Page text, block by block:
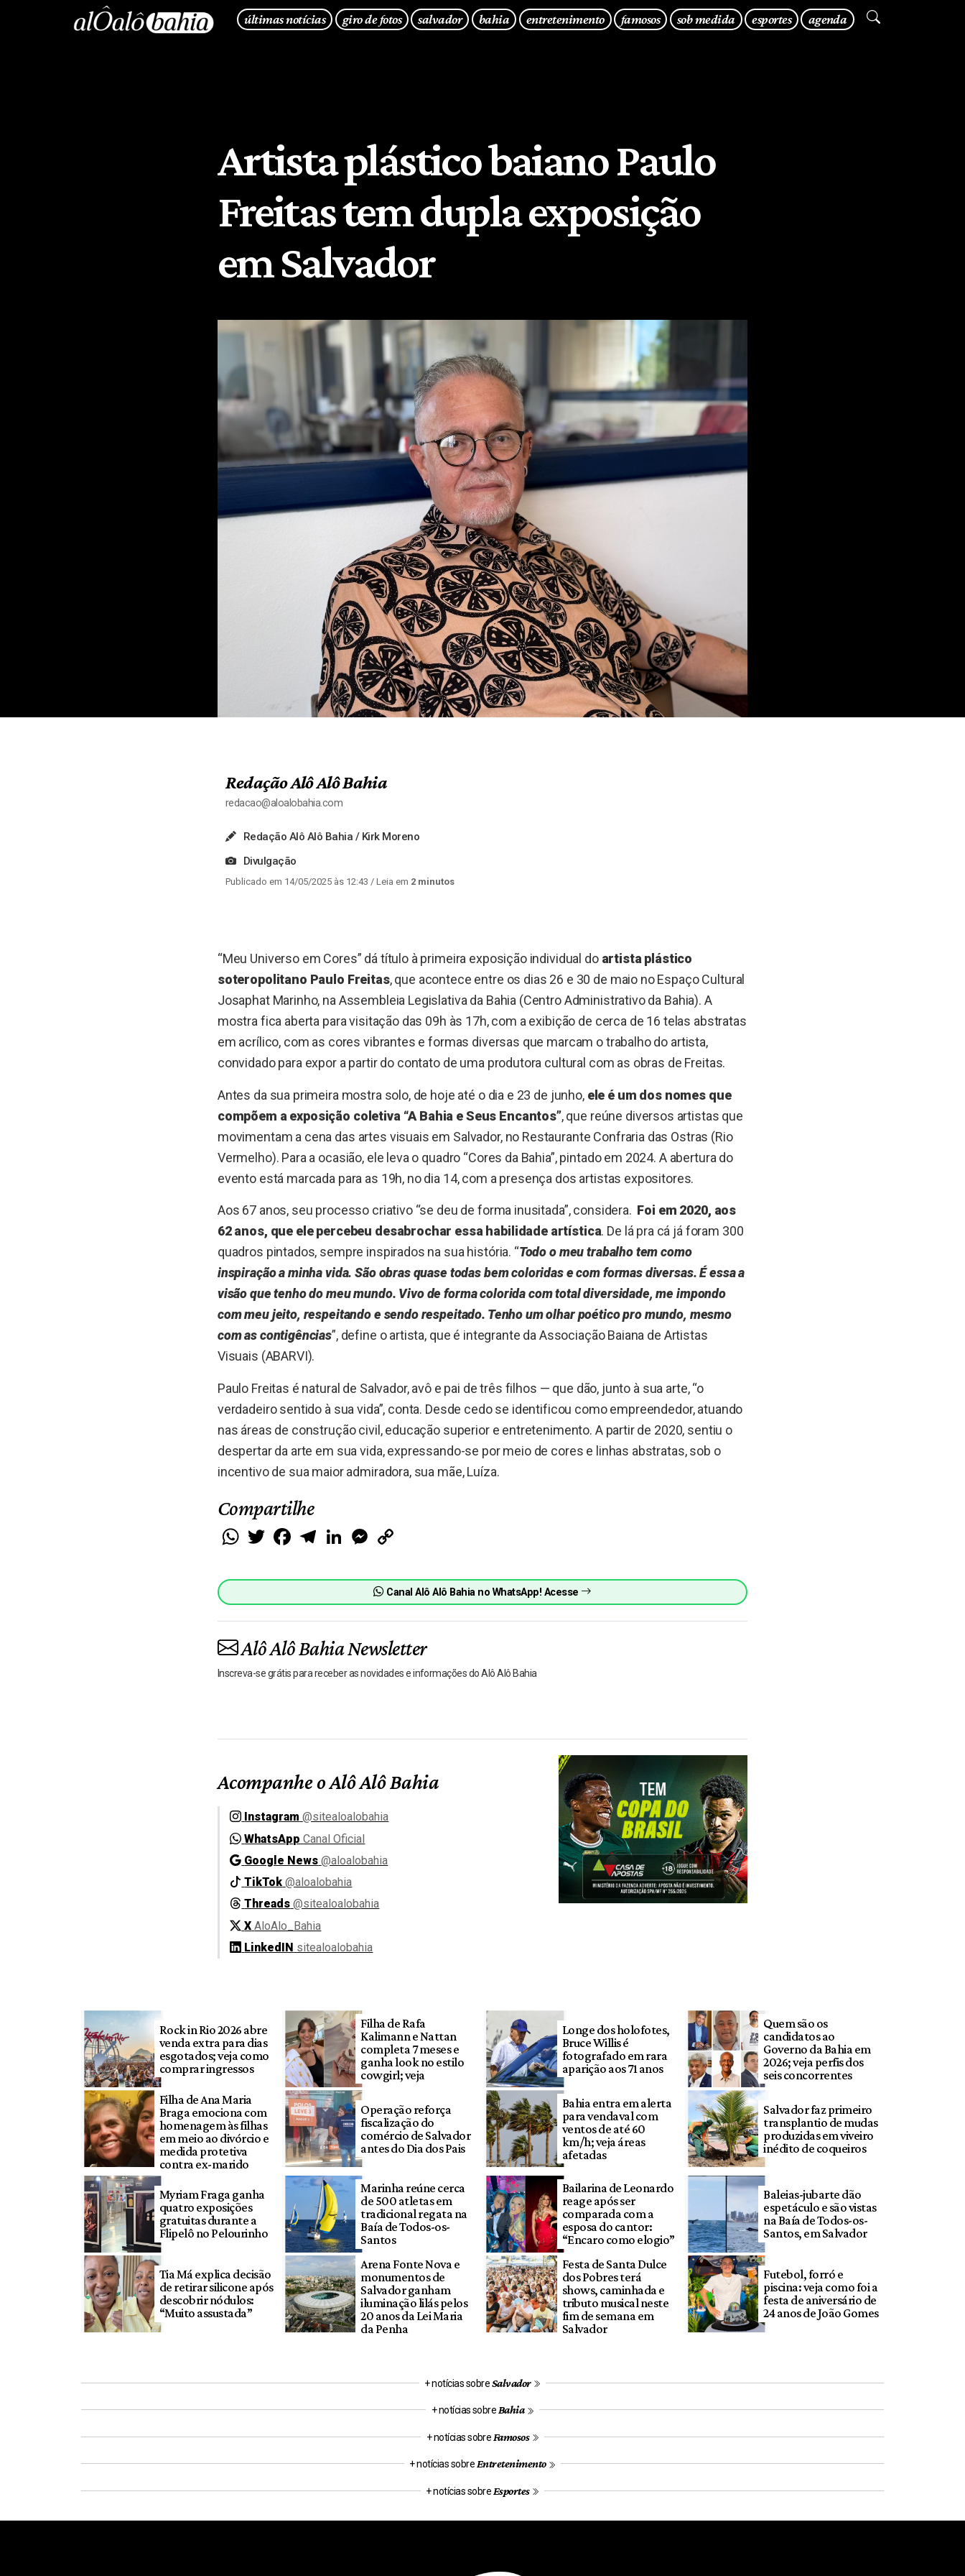
últimas notícias giro de fotos salvador bahia entretenimento famosos sob medida esportes agenda
Artista plástico baiano Paulo
Freitas tem dupla exposição
em Salvador
Redação Alô Alô Bahia
redacao@aloalobahia.com
Redação Alô Alô Bahia / Kirk Moreno
Divulgação
Publicado em 14/05/2025 às 12:43 / Leia em 2 minutos
“Meu Universo em Cores” dá título à primeira exposição individual doartista plástico
soteropolitano Paulo Freitas, que acontece entre os dias 26 e 30 de maio no Espaço Cultural
Josaphat Marinho, na Assembleia Legislativa da Bahia (Centro Administrativo da Bahia). A
mostra fica aberta para visitação das 09h às 17h, com a exibição de cerca de 16 telas abstratas
em acrílico, com as cores vibrantes e formas diversas que marcam o trabalho do artista,
convidado para expor a partir do contato de uma produtora cultural com as obras de Freitas.
Antes da sua primeira mostra solo, de hoje até o dia e 23 de junho, ele é um dos nomes que
compõem a exposição coletiva “A Bahia e Seus Encantos”, que reúne diversos artistas que
movimentam a cena das artes visuais em Salvador, no Restaurante Confraria das Ostras (Rio
Vermelho). Para a ocasião, ele leva o quadro “Cores da Bahia”, pintado em 2024. A abertura do
evento está marcada para as 19h, no dia 14, com a presença dos artistas expositores.
Aos 67 anos, seu processo criativo “se deu de forma inusitada”, considera. Foi em 2020, aos
62 anos, que ele percebeu desabrochar essa habilidade artística. De lá pra cá já foram 300
quadros pintados, sempre inspirados na sua história. “Todo o meu trabalho tem como
inspiração a minha vida. São obras quase todas bem coloridas e com formas diversas. É essa a
visão que tenho do meu mundo. Vivo de forma colorida com total diversidade, me impondo
com meu jeito, respeitando e sendo respeitado. Tenho um olhar poético pro mundo, mesmo
com as contigências”, define o artista, que é integrante da Associação Baiana de Artistas
Visuais (ABARVI).
Paulo Freitas é natural de Salvador, avô e pai de três filhos — que dão, junto à sua arte, “o
verdadeiro sentido à sua vida”, conta. Desde cedo se identificou como empreendedor, atuando
nas áreas de construção civil, educação superior e entretenimento. A partir de 2020, sentiu o
despertar da arte em sua vida, expressando-se por meio de cores e linhas abstratas, sob o
incentivo de sua maior admiradora, sua mãe, Luíza.
Compartilhe
WhatsApp
Twitter FacebookTelegramLinkedIn Messenger
Canal Alô Alô Bahia no WhatsApp! Acesse
Alô Alô Bahia Newsletter
Inscreva-se grátis para receber as novidades e informações do Alô Alô Bahia
Acompanhe o Alô Alô Bahia
Instagram @sitealoalobahia
WhatsApp Canal Oficial
Google News @aloalobahia
TikTok @aloalobahia
Threads @sitealoalobahia
X AloAlo_Bahia
LinkedIN sitealoalobahia
Rock in Rio 2026 abre
venda extra para dias
esgotados; veja como
comprar ingressos
Filha de Rafa
Kalimann e Nattan
completa 7 meses e
ganha look no estilo
cowgirl; veja
Longe dos holofotes,
Bruce Willis é
fotografado em rara
aparição aos 71 anos
Quem são os
candidatos ao
Governo da Bahia em
2026; veja perfis dos
seis concorrentes
Filha de Ana Maria
Braga emociona com
homenagem às filhas
em meio ao divórcio e
medida protetiva
contra ex-marido
Operação reforça
fiscalização do
comércio de Salvador
antes do Dia dos Pais
Bahia entra em alerta
para vendaval com
ventos de até 60
km/h; veja áreas
afetadas
Salvador faz primeiro
transplantio de mudas
produzidas em viveiro
inédito de coqueiros
Myriam Fraga ganha
quatro exposições
gratuitas durante a
Flipelô no Pelourinho
Marinha reúne cerca
de 500 atletas em
tradicional regata na
Baía de Todos-os-
Santos
Bailarina de Leonardo
reage após ser
comparada com a
esposa do cantor:
“Encaro como elogio”
Baleias-jubarte dão
espetáculo e são vistas
na Baía de Todos-os-
Santos, em Salvador
Tia Má explica decisão
de retirar silicone após
descobrir nódulos:
“Muito assustada”
Arena Fonte Nova e
monumentos de
Salvador ganham
iluminação lilás pelos
20 anos da Lei Maria
da Penha
Festa de Santa Dulce
dos Pobres terá
shows, caminhada e
tributo musical neste
fim de semana em
Salvador
Futebol, forró e
piscina: veja como foi a
festa de aniversário de
24 anos de João Gomes
+ notícias sobreSalvador
+ notícias sobre Bahia
+ notícias sobre Famosos
+ notícias sobre Entretenimento
+ notícias sobre Esportes